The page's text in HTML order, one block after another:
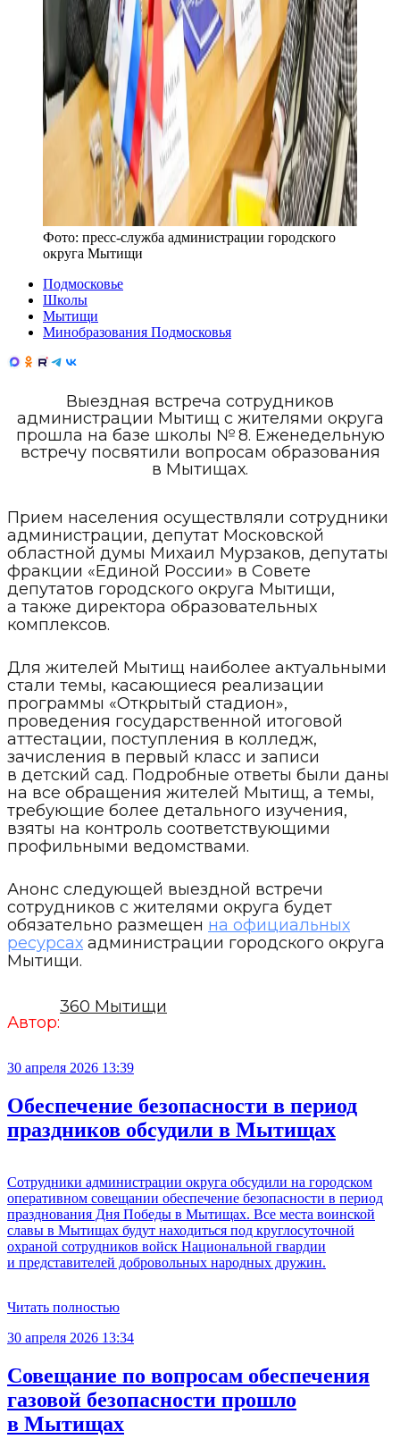
Фото: пресс-служба администрации городского
округа Мытищи
Подмосковье
Школы
Мытищи
Минобразования Подмосковья
Выездная встреча сотрудников
администрации Мытищ с жителями округа
прошла на базе школы № 8. Еженедельную
встречу посвятили вопросам образования
в Мытищах.
Прием населения осуществляли сотрудники
администрации, депутат Московской
областной думы Михаил Мурзаков, депутаты
фракции «Единой России» в Совете
депутатов городского округа Мытищи,
а также директора образовательных
комплексов.
Для жителей Мытищ наиболее актуальными
стали темы, касающиеся реализации
программы «Открытый стадион»,
проведения государственной итоговой
аттестации, поступления в колледж,
зачисления в первый класс и записи
в детский сад. Подробные ответы были даны
на все обращения жителей Мытищ, а темы,
требующие более детального изучения,
взяты на контроль соответствующими
профильными ведомствами.
Анонс следующей выездной встречи
сотрудников с жителями округа будет
обязательно размещен на официальных
ресурсах администрации городского округа
Мытищи.
Автор:
360 Мытищи
30 апреля 2026 13:39
Обеспечение безопасности в период
праздников обсудили в Мытищах
Сотрудники администрации округа обсудили на городском
оперативном совещании обеспечение безопасности в период
празднования Дня Победы в Мытищах. Все места воинской
славы в Мытищах будут находиться под круглосуточной
охраной сотрудников войск Национальной гвардии
и представителей добровольных народных дружин.
Читать полностью
30 апреля 2026 13:34
Совещание по вопросам обеспечения
газовой безопасности прошло
в Мытищах